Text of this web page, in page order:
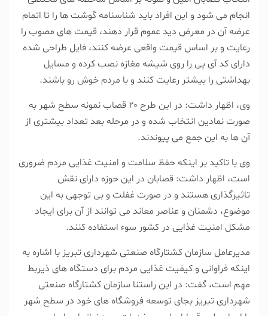
انجام می شود و این افراد باید شناسنامه گوشت ها را تا اتمام
عرضه آن در معرض دید عموم قرار دهند، قیمت های مصوب را
رعایت و بر اساس قیمت واقعی عرضه کنند، فایل طراحی شده
دارای کد آی پی را روی شیشه مغازه نصب کرده و مسایل
بهداشتی را بیشتر رعایت کنند و با مردم خوش رو باشند.
وی، اظهار داشت: در این طرح ۲۰ قصاب نمونه سطح شهر به
صورت نمادین انتخاب شده و در مرحله بعد تعداد بیشتری از
آن ها به این جمع می پیوندند.
وی با تاکید بر اینکه حفظ سلامت و امنیت غذایی مردم ضروری
است، اظهار داشت: قصابان در این حوزه دارای نقش
تاثیرگذاری هستند و در صورت غفلت و بی توجهی به این
موضوع، دشمنان و عناصر معاند می توانند از آن برای ایجاد
مشکل امنیت غذایی در کشور سوء استفاده کنند.
مدیرعامل سازمان کشتارگاه صنعتی شهرداری تبریز با اشاره به
اینکه فراوانی و کیفیت غذایی مردم برای دستگاه های ذیربط
مهم است، گفت: در این راستنا سازمان کشتارگاه صنعتی
شهرداری تبریز بجای توسعه فروشگاه های خود در سطح شهر